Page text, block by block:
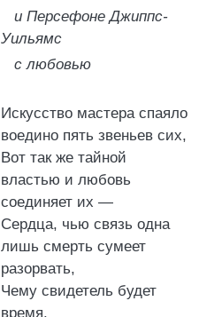
и Персефоне Джиппс-
Уильямс
с любовью
Искусство мастера спаяло
воедино пять звеньев сих,
Вот так же тайной
властью и любовь
соединяет их —
Сердца, чью связь одна
лишь смерть сумеет
разорвать,
Чему свидетель будет
время.